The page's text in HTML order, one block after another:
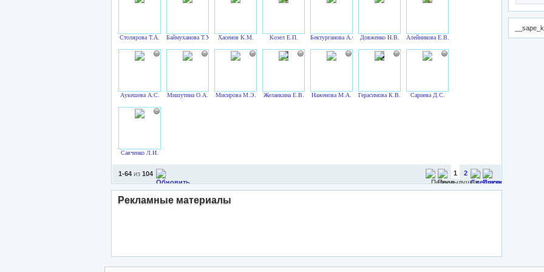
Столярова Т.А. Баймуханова Т.У. Хасенов К.М. Козел Е.П. Бектурганова А.С. Довженко Н.В. Алейникова Е.В.
Аукешева А.С. Мишутина О.А. Мисирова М.Э. Желанкина Е.В. Наженова М.А. Герасимова К.В. Сариева Д.С.
Савченко Л.И.
1-64 из 104 1 2
Рекламные материалы